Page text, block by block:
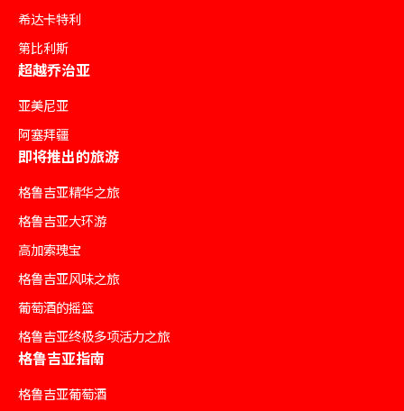
希达卡特利
第比利斯
超越乔治亚
亚美尼亚
阿塞拜疆
即将推出的旅游
格鲁吉亚精华之旅
格鲁吉亚大环游
高加索瑰宝
格鲁吉亚风味之旅
葡萄酒的摇篮
格鲁吉亚终极多项活力之旅
格鲁吉亚指南
格鲁吉亚葡萄酒